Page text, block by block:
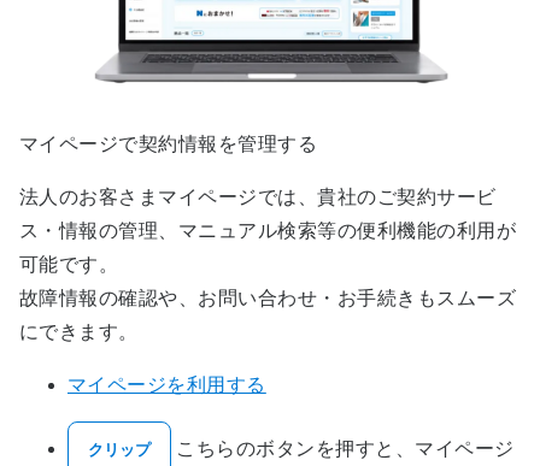
マイページで契約情報を管理する
法人のお客さまマイページでは、貴社のご契約サービ
ス・情報の管理、マニュアル検索等の便利機能の利用が
可能です。
故障情報の確認や、お問い合わせ・お手続きもスムーズ
にできます。
マイページを利用する
クリップ こちらのボタンを押すと、マイページ